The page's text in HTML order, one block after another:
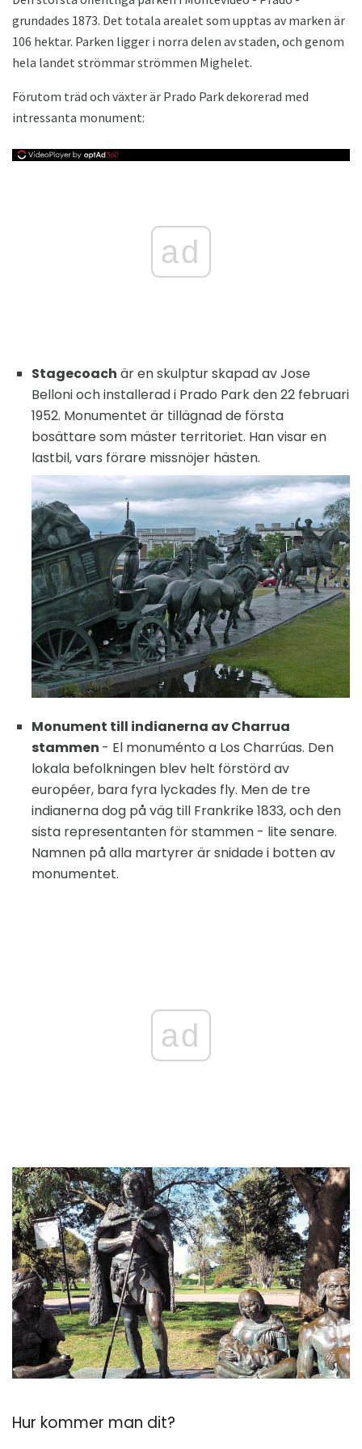
grundades 1873. Det totala arealet som upptas av marken är
106 hektar. Parken ligger i norra delen av staden, och genom
hela landet strömmar strömmen Mighelet.
Förutom träd och växter är Prado Park dekorerad med
intressanta monument:
ad
Stagecoach är en skulptur skapad av Jose
Belloni och installerad i Prado Park den 22 februari
1952. Monumentet är tillägnad de första
bosättare som mäster territoriet. Han visar en
lastbil, vars förare missnöjer hästen.
Monument till indianerna av Charrua
stammen - El monuménto a Los Charrúas. Den
lokala befolkningen blev helt förstörd av
européer, bara fyra lyckades fly. Men de tre
indianerna dog på väg till Frankrike 1833, och den
sista representanten för stammen - lite senare.
Namnen på alla martyrer är snidade i botten av
monumentet.
ad
Hur kommer man dit?